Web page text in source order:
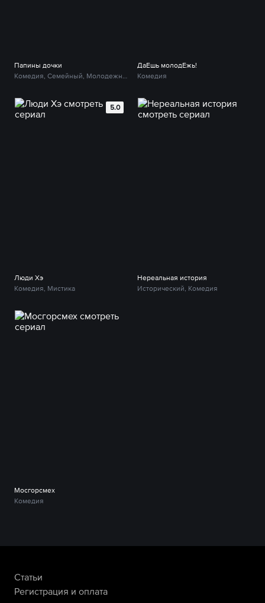
Папины дочки
ДаЕшь молодЕжь!
Комедия
5.0
Люди Хэ
Комедия, Мистика
Нереальная история
Исторический, Комедия
Мосгорсмех
Комедия
Статьи
Регистрация и оплата